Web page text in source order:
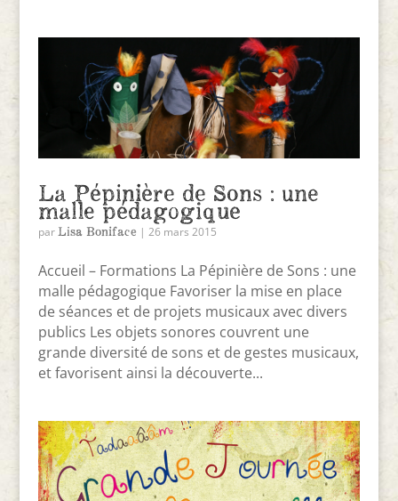
La Pépinière de Sons : une
malle pédagogique
parLisa Boniface | 26 mars 2015
Accueil – Formations La Pépinière de Sons : une
malle pédagogique Favoriser la mise en place
de séances et de projets musicaux avec divers
publics Les objets sonores couvrent une
grande diversité de sons et de gestes musicaux,
et favorisent ainsi la découverte...